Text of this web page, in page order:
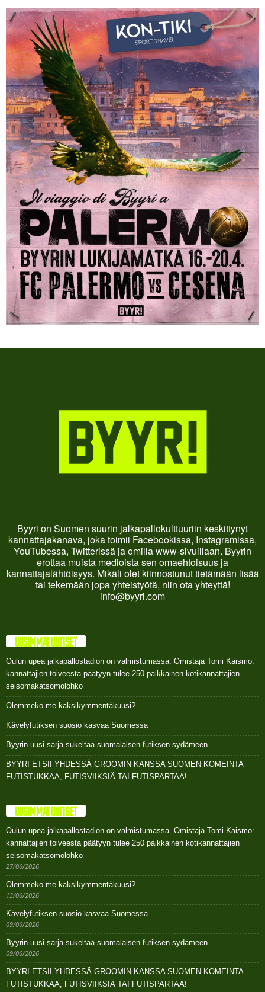
Byyri on Suomen suurin jalkapallokulttuuriin keskittynyt
kannattajakanava, joka toimii Facebookissa, Instagramissa,
YouTubessa, Twitterissä ja omilla www-sivuillaan. Byyrin
erottaa muista medioista sen omaehtoisuus ja
kannattajalähtöisyys. Mikäli olet kiinnostunut tietämään lisää
tai tekemään jopa yhteistyötä, niin ota yhteyttä!
info@byyri.com
UUSIMMAT UUTISET
Oulun upea jalkapallostadion on valmistumassa. Omistaja Tomi Kaismo:
kannattajien toiveesta päätyyn tulee 250 paikkainen kotikannattajien
seisomakatsomolohko
Olemmeko me kaksikymmentäkuusi?
Kävelyfutiksen suosio kasvaa Suomessa
Byyrin uusi sarja sukeltaa suomalaisen futiksen sydämeen
BYYRI ETSII YHDESSÄ GROOMIN KANSSA SUOMEN KOMEINTA
FUTISTUKKAA, FUTISVIIKSIÄ TAI FUTISPARTAA!
UUSIMMAT UUTISET
Oulun upea jalkapallostadion on valmistumassa. Omistaja Tomi Kaismo:
kannattajien toiveesta päätyyn tulee 250 paikkainen kotikannattajien
seisomakatsomolohko
27/06/2026
Olemmeko me kaksikymmentäkuusi?
13/06/2026
Kävelyfutiksen suosio kasvaa Suomessa
09/06/2026
Byyrin uusi sarja sukeltaa suomalaisen futiksen sydämeen
09/06/2026
BYYRI ETSII YHDESSÄ GROOMIN KANSSA SUOMEN KOMEINTA
FUTISTUKKAA, FUTISVIIKSIÄ TAI FUTISPARTAA!